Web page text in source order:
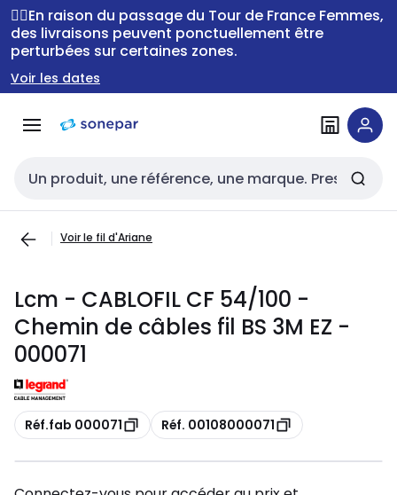
Passer à la
navigation
Passer
au
contenu
🚴‍♂️En raison du passage du Tour de France Femmes,
des livraisons peuvent ponctuellement être
perturbées sur certaines zones.
Voir les dates
Entrée de recherche
Voir le fil d'Ariane
Lcm - CABLOFIL CF 54/100 -
Chemin de câbles fil BS 3M EZ -
000071
Copie
Réf.fab 000071 Copie
Réf. 00108000071